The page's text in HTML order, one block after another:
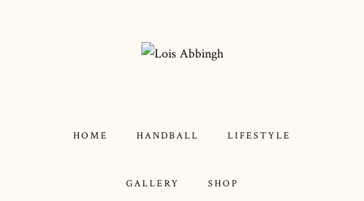
HOME HANDBALL LIFESTYLE
GALLERY SHOP